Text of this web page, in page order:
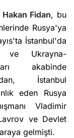
Hakan Fidan, bu
Rusya'ya
İstanbul'da
ve Ukrayna-
akabinde
İstanbul
eden Rusya
Vladimir
ve Devlet
gelmişti.